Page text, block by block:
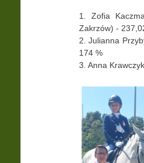
1. Zofia
Zakrzów) -
2. Julianna
174 %
3. Anna